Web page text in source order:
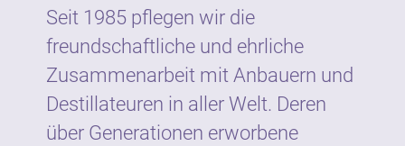
Seit 1985 pflegen wir die
freundschaftliche und ehrliche
Zusammenarbeit mit Anbauern und
Destillateuren in aller Welt. Deren
über Generationen erworbene